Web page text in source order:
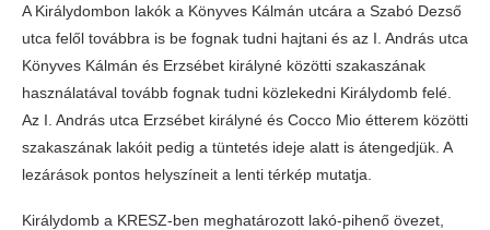
A Királydombon lakók a Könyves Kálmán utcára a Szabó Dezső
utca felől továbbra is be fognak tudni hajtani és az I. András utca
Könyves Kálmán és Erzsébet királyné közötti szakaszának
használatával tovább fognak tudni közlekedni Királydomb felé.
Az I. András utca Erzsébet királyné és Cocco Mio étterem közötti
szakaszának lakóit pedig a tüntetés ideje alatt is átengedjük. A
lezárások pontos helyszíneit a lenti térkép mutatja.
Királydomb a KRESZ-ben meghatározott lakó-pihenő övezet,